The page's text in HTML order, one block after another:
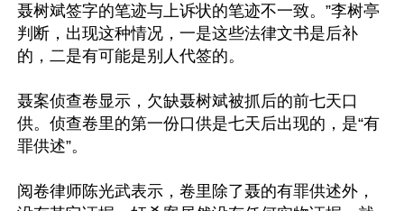
聂树斌签字的笔迹与上诉状的笔迹不一致。”李树亭
判断，出现这种情况，一是这些法律文书是后补
的，二是有可能是别人代签的。
聂案侦查卷显示，欠缺聂树斌被抓后的前七天口
供。侦查卷里的第一份口供是七天后出现的，是“有
罪供述”。
阅卷律师陈光武表示，卷里除了聂的有罪供述外，